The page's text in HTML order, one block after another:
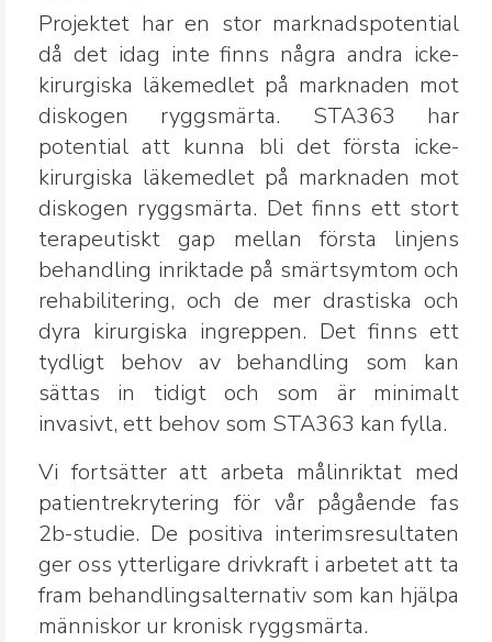
Projektet har en stor marknadspotential
då det idag inte finns några andra icke-
kirurgiska läkemedlet på marknaden mot
diskogen ryggsmärta. STA363 har
potential att kunna bli det första icke-
kirurgiska läkemedlet på marknaden mot
diskogen ryggsmärta. Det finns ett stort
terapeutiskt gap mellan första linjens
behandling inriktade på smärtsymtom och
rehabilitering, och de mer drastiska och
dyra kirurgiska ingreppen. Det finns ett
tydligt behov av behandling som kan
sättas in tidigt och som är minimalt
invasivt, ett behov som STA363 kan fylla.
Vi fortsätter att arbeta målinriktat med
patientrekrytering för vår pågående fas
2b-studie. De positiva interimsresultaten
ger oss ytterligare drivkraft i arbetet att ta
fram behandlingsalternativ som kan hjälpa
människor ur kronisk ryggsmärta.